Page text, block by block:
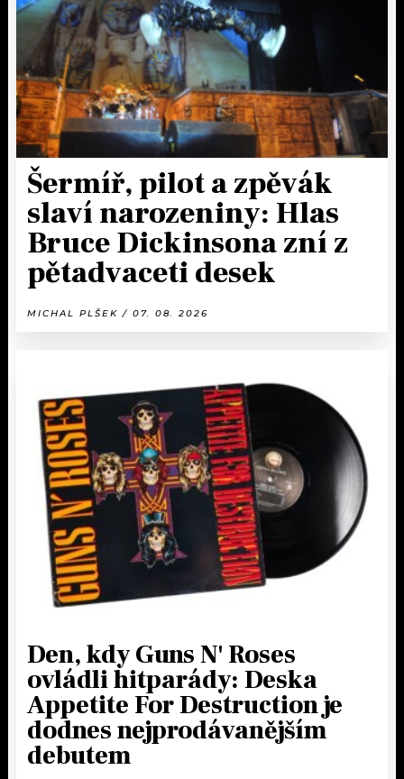
Šermíř, pilot a zpěvák
slaví narozeniny: Hlas
Bruce Dickinsona zní z
pětadvaceti desek
MICHAL PLŠEK / 07. 08. 2026
Den, kdy Guns N' Roses
ovládli hitparády: Deska
Appetite For Destruction je
dodnes nejprodávanějším
debutem